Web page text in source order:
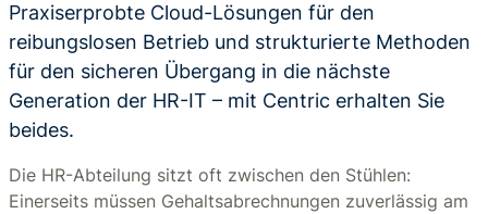
Praxiserprobte Cloud-Lösungen für den
reibungslosen Betrieb und strukturierte Methoden
für den sicheren Übergang in die nächste
Generation der HR-IT – mit Centric erhalten Sie
beides.
Die HR-Abteilung sitzt oft zwischen den Stühlen:
Einerseits müssen Gehaltsabrechnungen zuverlässig am